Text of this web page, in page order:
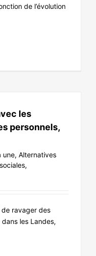
de l’évolution
les
personnels,
une, Alternatives
,
ravager des
les Landes,